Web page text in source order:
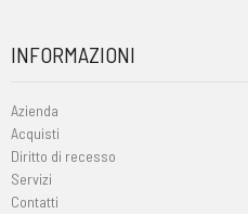
INFORMAZIONI
Azienda
Acquisti
Diritto di recesso
Servizi
Contatti